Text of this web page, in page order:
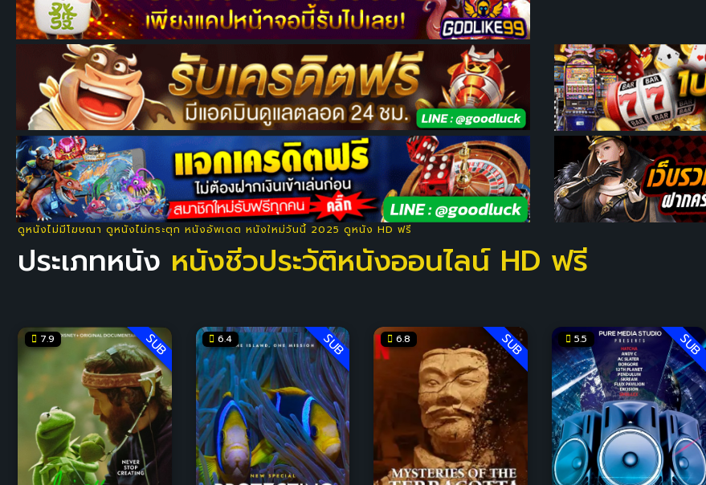
ดูหนังไม่มีโฆษณา ดูหนังไม่กระตุก หนังอัพเดต หนังใหม่วันนี้ 2025 ดูหนัง HD ฟรี
ประเภทหนัง หนังชีวประวัติหนังออนไลน์ HD ฟรี
SUB
7.9 SUB
6.4 SUB
6.8 SUB
5.5